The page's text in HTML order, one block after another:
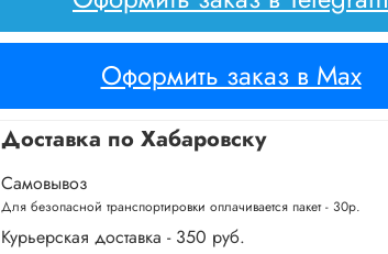
Оформить заказ в Max
Доставка по Хабаровску
Самовывоз
Для безопасной транспортировки оплачивается пакет - 30р.
Курьерская доставка - 350 руб.